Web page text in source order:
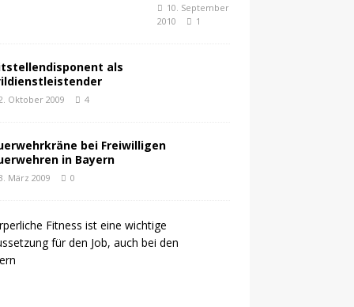
10. September
2010
1
als
Oktober 2009 4
bei Freiwilligen
in Bayern
März 2009 0